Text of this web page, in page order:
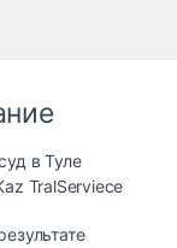
в Туле
TralServiece